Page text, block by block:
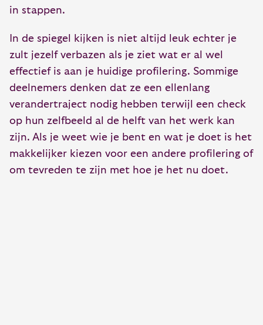
in stappen.
In de spiegel kijken is niet altijd leuk echter je
zult jezelf verbazen als je ziet wat er al wel
effectief is aan je huidige profilering. Sommige
deelnemers denken dat ze een ellenlang
verandertraject nodig hebben terwijl een check
op hun zelfbeeld al de helft van het werk kan
zijn. Als je weet wie je bent en wat je doet is het
makkelijker kiezen voor een andere profilering of
om tevreden te zijn met hoe je het nu doet.